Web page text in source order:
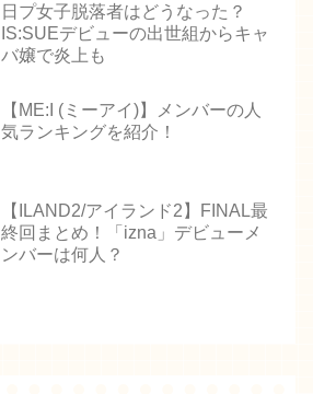
日プ女子脱落者はどうなった？
IS:SUEデビューの出世組からキャ
バ嬢で炎上も
【ME:I (ミーアイ)】メンバーの人
気ランキングを紹介！
【ILAND2/アイランド2】FINAL最
終回まとめ！「izna」デビューメ
ンバーは何人？